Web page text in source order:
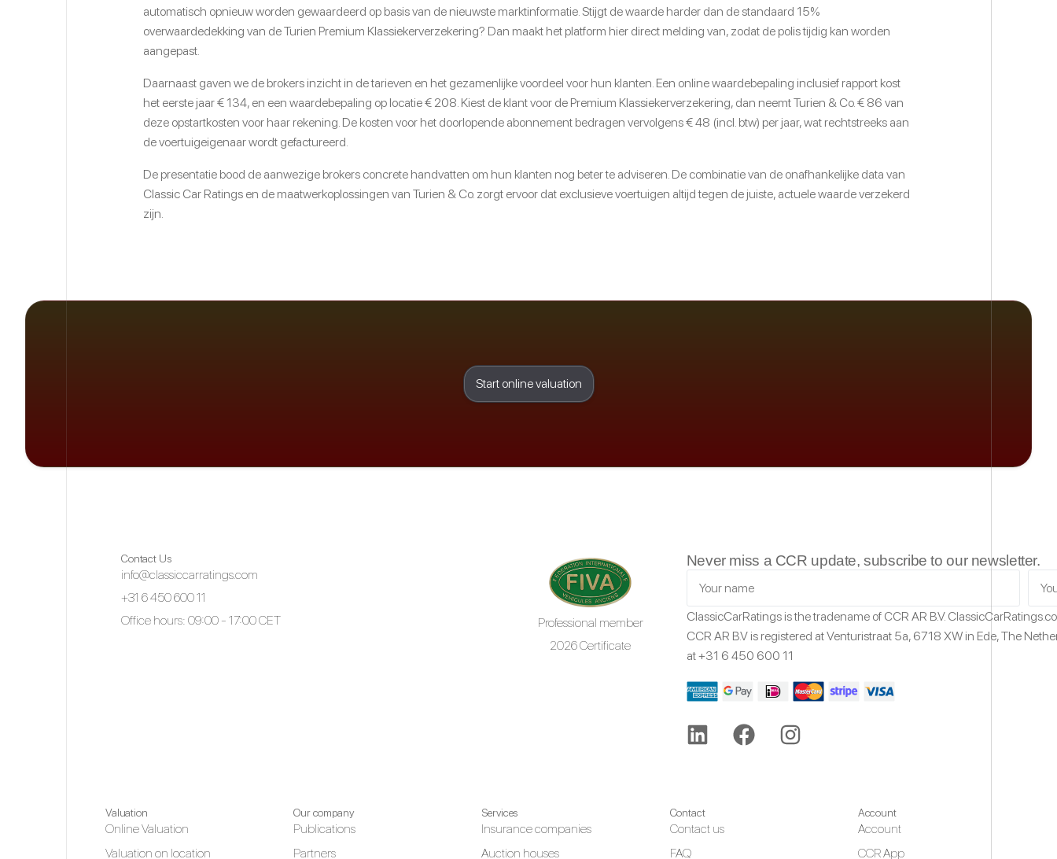
automatisch opnieuw worden gewaardeerd op basis van de nieuwste marktinformatie. Stijgt de waarde harder dan de standaard 15%
overwaardedekking van de Turien Premium Klassiekerverzekering? Dan maakt het platform hier direct melding van, zodat de polis tijdig kan worden
aangepast.
Daarnaast gaven we de brokers inzicht in de tarieven en het gezamenlijke voordeel voor hun klanten. Een online waardebepaling inclusief rapport kost
het eerste jaar € 134, en een waardebepaling op locatie € 208. Kiest de klant voor de Premium Klassiekerverzekering, dan neemt Turien & Co. € 86 van
deze opstartkosten voor haar rekening. De kosten voor het doorlopende abonnement bedragen vervolgens € 48 (incl. btw) per jaar, wat rechtstreeks aan
de voertuigeigenaar wordt gefactureerd.
De presentatie bood de aanwezige brokers concrete handvatten om hun klanten nog beter te adviseren. De combinatie van de onafhankelijke data van
Classic Car Ratings en de maatwerkoplossingen van Turien & Co. zorgt ervoor dat exclusieve voertuigen altijd tegen de juiste, actuele waarde verzekerd
zijn.
Start online valuation
Contact Us
info@classiccarratings.com
+31 6 450 600 11
Office hours: 09:00 - 17:00 CET
Professional member
2026 Certificate
Never miss a CCR update, subscribe to our newsletter.
ClassicCarRatings is the tradename of CCR AR B.V.
CCR AR B.V is registered at Venturistraat 5a, 6718 XWin Ede,The
at+31 6 450 600 11
Valuation
Online Valuation
Valuation on location
Our company
Publications
Partners
Services
Insurance companies
Auction houses
Contact
Contact us
FAQ
Account
Account
CCR App